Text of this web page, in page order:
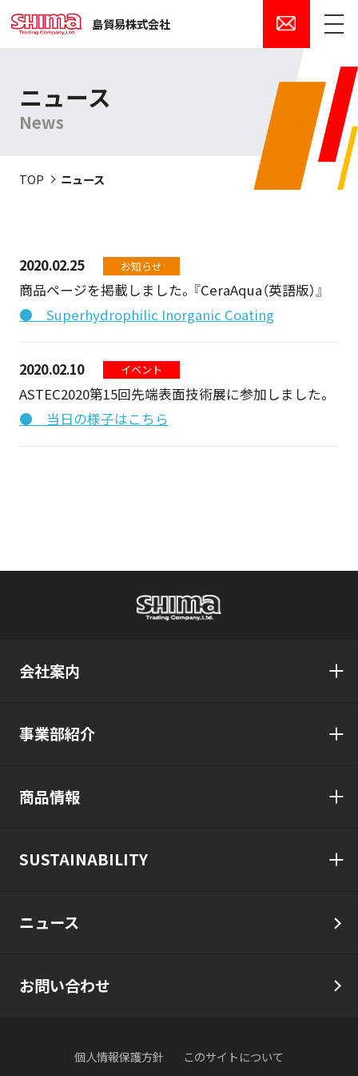
島貿易株式会社
ニュース
News
TOP ニュース
2020.02.25 お知らせ
商品ページを掲載しました。『CeraAqua（英語版）』
● Superhydrophilic Inorganic Coating
2020.02.10 イベント
ASTEC2020第15回先端表面技術展に参加しました。
● 当日の様子はこちら
会社案内
事業部紹介
商品情報
SUSTAINABILITY
ニュース
お問い合わせ
個人情報保護方針 このサイトについて